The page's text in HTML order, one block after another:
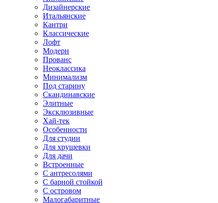
Дизайнерские
Итальянские
Кантри
Классические
Лофт
Модерн
Прованс
Неоклассика
Минимализм
Под старину
Скандинавские
Элитные
Эксклюзивные
Хай-тек
Особенности
Для студии
Для хрущевки
Для дачи
Встроенные
С антресолями
С барной стойкой
С островом
Малогабаритные